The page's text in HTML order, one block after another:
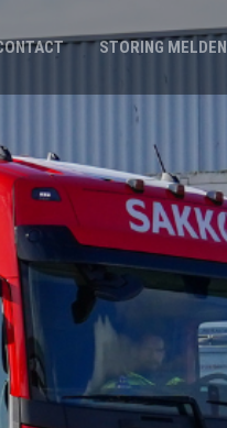
STORING MELDEN